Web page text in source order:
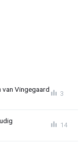
Vingegaard
3
14